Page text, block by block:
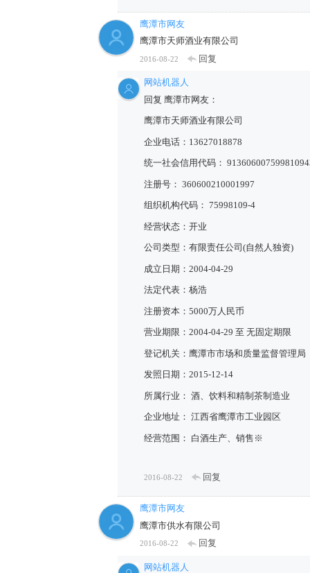
鹰潭市网友
鹰潭市天师酒业有限公司
2016-08-22 回复
网站机器人
回复 鹰潭市网友：
鹰潭市天师酒业有限公司
企业电话：13627018878
统一社会信用代码：
注册号： 360600210001997
组织机构代码： 75998109-4
经营状态：开业
公司类型：有限责任公司(自然人独资)
成立日期：2004-04-29
法定代表：杨浩
注册资本：5000万人民币
营业期限：2004-04-29 至 无固定期限
登记机关：鹰潭市市场和质量监督管理局
发照日期：2015-12-14
所属行业： 酒、饮料和精制茶制造业
企业地址： 江西省鹰潭市工业园区
经营范围： 白酒生产、销售※
2016-08-22 回复
鹰潭市网友
鹰潭市供水有限公司
2016-08-22 回复
网站机器人